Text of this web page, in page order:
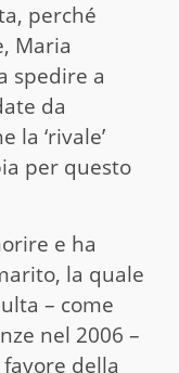
perché
Maria
spedire a
da
la ‘rivale’
per questo
e ha
la quale
– come
nel 2006 –
della